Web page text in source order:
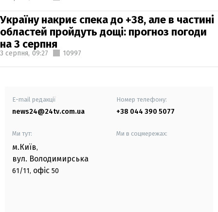
Україну накриє спека до +38, але в частині
областей пройдуть дощі: прогноз погоди
на 3 серпня
3 серпня, 09:27 10997
E-mail редакції
news24@24tv.com.ua
Номер телефону:
+38 044 390 5077
Ми тут:
м.Київ,
вул. Володимирська
61/11, офіс 50
Ми в соцмережах: